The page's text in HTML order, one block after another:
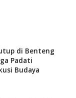
di Benteng
Padati
Budaya